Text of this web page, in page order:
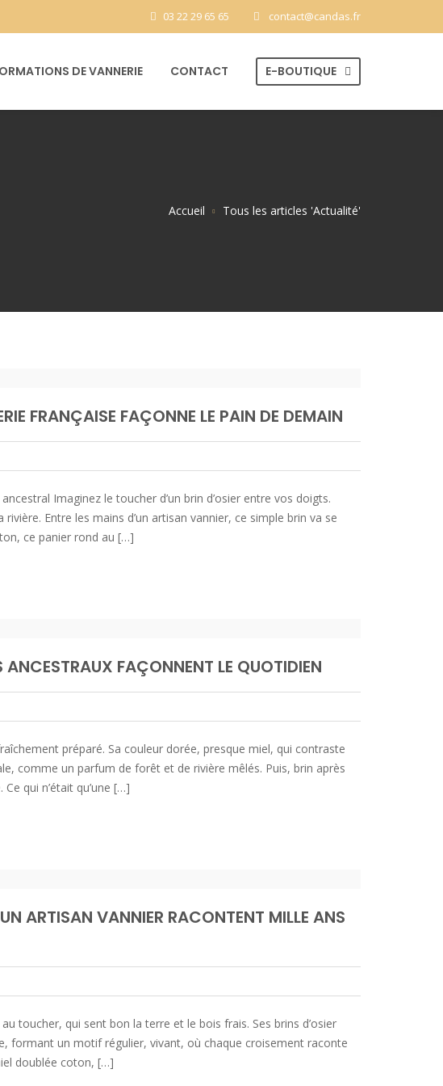
03 22 29 65 65 contact@candas.fr
DE VANNERIE CONTACT E-BOUTIQUE
Accueil Tous les articles 'Actualité'
FRANÇAISE FAÇONNE LE PAIN DE DEMAIN
Imaginez le toucher d’un brin d’osier entre vos doigts.
Entre les mains d’un artisan vannier, ce simple brin va se
ce panier rond au […]
ANCESTRAUX FAÇONNENT LE QUOTIDIEN
préparé. Sa couleur dorée, presque miel, qui contraste
comme un parfum de forêt et de rivière mêlés. Puis, brin après
qui n’était qu’une […]
ARTISAN VANNIER RACONTENT MILLE ANS
toucher, qui sent bon la terre et le bois frais. Ses brins d’osier
formant un motif régulier, vivant, où chaque croisement raconte
doublée coton, […]